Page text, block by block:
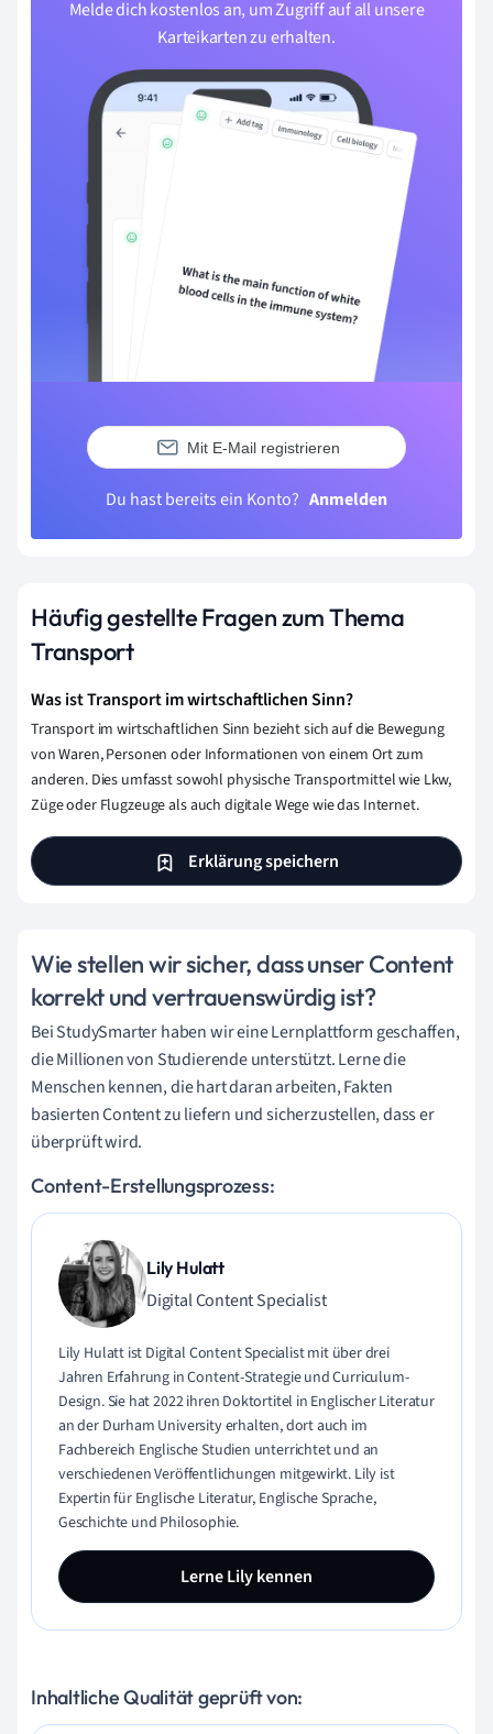
Melde dich kostenlos an, um Zugriff auf all unsere
Karteikarten zu erhalten.
Mit E-Mail registrieren
Du hast bereits ein Konto? Anmelden
Häufig gestellte Fragen zum Thema
Transport
Was ist Transport im wirtschaftlichen Sinn?
Transport im wirtschaftlichen Sinn bezieht sich auf die Bewegung
von Waren, Personen oder Informationen von einem Ort zum
anderen. Dies umfasst sowohl physische Transportmittel wie Lkw,
Züge oder Flugzeuge als auch digitale Wege wie das Internet.
Erklärung speichern
Wie stellen wir sicher, dass unser Content
korrekt und vertrauenswürdig ist?
Bei StudySmarter haben wir eine Lernplattform geschaffen,
die Millionen von Studierende unterstützt. Lerne die
Menschen kennen, die hart daran arbeiten, Fakten
basierten Content zu liefern und sicherzustellen, dass er
überprüft wird.
Content-Erstellungsprozess:
Lily Hulatt
Digital Content Specialist
Lily Hulatt ist Digital Content Specialist mit über drei
Jahren Erfahrung in Content-Strategie und Curriculum-
Design. Sie hat 2022 ihren Doktortitel in Englischer Literatur
an der Durham University erhalten, dort auch im
Fachbereich Englische Studien unterrichtet und an
verschiedenen Veröffentlichungen mitgewirkt. Lily ist
Expertin für Englische Literatur, Englische Sprache,
Geschichte und Philosophie.
Lerne Lily kennen
Inhaltliche Qualität geprüft von: